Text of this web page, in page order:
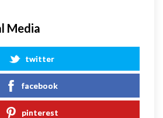
Media
twitter
facebook
pinterest